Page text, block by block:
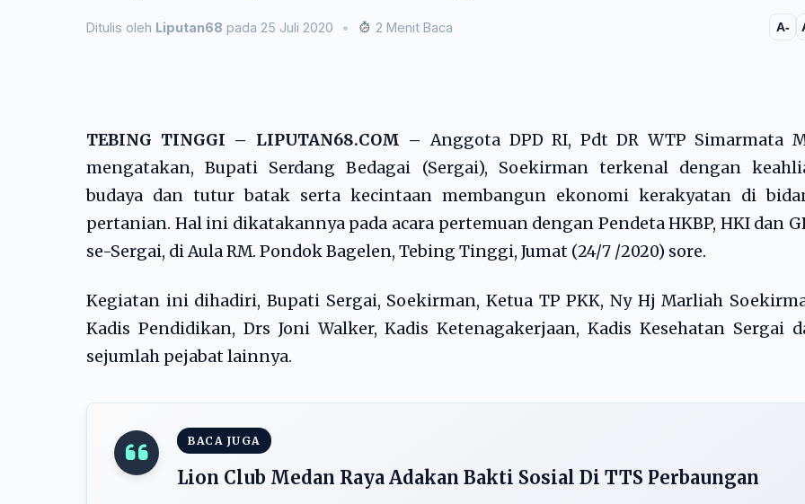
Ditulis oleh Liputan68 pada 25 Juli 2020 • 2 Menit Baca A-
TEBING TINGGI – LIPUTAN68.COM –Anggota DPD RI, Pdt DR WTP Simarmata
mengatakan, Bupati Serdang Bedagai (Sergai), Soekirman terkenal dengan
budaya dan tutur batak serta kecintaan membangun ekonomi kerakyatan di
pertanian. Hal ini dikatakannya pada acara pertemuan dengan Pendeta HKBP, HKI dan
se-Sergai, di Aula RM. Pondok Bagelen, Tebing Tinggi, Jumat (24/7 /2020) sore.
Kegiatan ini dihadiri, Bupati Sergai, Soekirman, Ketua TP PKK, Ny Hj Marliah
Kadis Pendidikan, Drs Joni Walker, Kadis Ketenagakerjaan, Kadis Kesehatan Sergai
sejumlah pejabat lainnya.
BACA JUGA
Lion Club Medan Raya Adakan Bakti Sosial Di TTS Perbaungan